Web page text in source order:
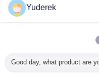
ΠερισσότεροιΜηχανή
Yuderek
Good day, what product are